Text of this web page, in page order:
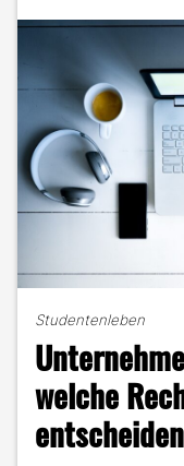
Studentenleben
welche